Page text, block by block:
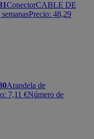
ConectorCABLE DE
Precio: 48,29
Arandela de
7,11 €Número de